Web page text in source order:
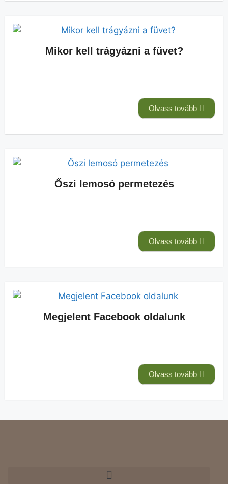
Mikor kell trágyázni a füvet?
Olvass tovább
Őszi lemosó permetezés
Olvass tovább
Megjelent Facebook oldalunk
Olvass tovább